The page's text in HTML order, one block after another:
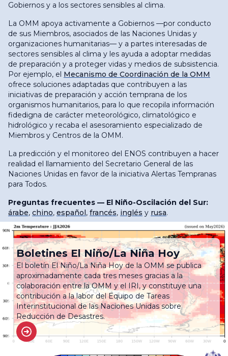
Gobiernos y a los sectores sensibles al clima.
La OMM apoya activamente a Gobiernos —por conducto
de sus Miembros, asociados de las Naciones Unidas y
organizaciones humanitarias— y a partes interesadas de
sectores sensibles al clima y les ayuda a adoptar medidas
de preparación y a proteger vidas y medios de subsistencia.
Por ejemplo, el Mecanismo de Coordinación de la OMM
ofrece soluciones adaptadas que contribuyen a las
iniciativas de preparación y acción temprana de los
organismos humanitarios, para lo que recopila información
fidedigna de carácter meteorológico, climatológico e
hidrológico y recaba el asesoramiento especializado de
Miembros y Centros de la OMM.
La predicción y el monitoreo del ENOS contribuyen a hacer
realidad el llamamiento del Secretario General de las
Naciones Unidas en favor de la iniciativa Alertas Tempranas
para Todos.
Preguntas frecuentes — El Niño-Oscilación del Sur:
árabe, chino, español, francés, inglés y rusa.
Boletines El Niño/La Niña Hoy
El boletín El Niño/La Niña Hoy de la OMM se publica
aproximadamente cada tres meses gracias a la
colaboración entre la OMM y el IRI, y constituye una
contribución a la labor del Equipo de Tareas
Interinstitucional de las Naciones Unidas sobre
Reducción de Desastres.